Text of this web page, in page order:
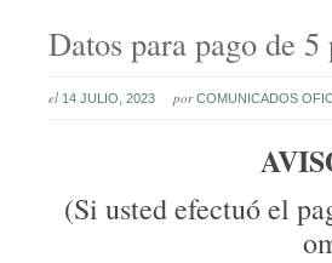
Datos para pago de
el 14 JULIO, 2023 por COMUNICADOS
(Si usted efectuó el